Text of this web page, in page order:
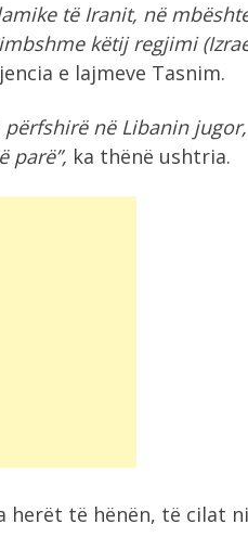
të Iranit, në
këtij regjimi
e lajmeve Tasnim.
në Libanin
parë”, ka thënë ushtria.
herët të hënën, të cilat
Çfarë ndodh
nuk...